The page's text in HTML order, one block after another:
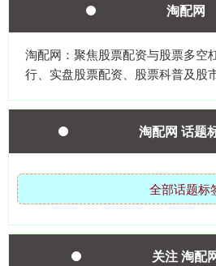
创业板指 3563.12
基金指数 7242.10
淘配网
淘配网：聚焦股票配资与股票多空
行、实盘股票配资、股票科普及股
淘配网 话题
全部话题标
关注 淘配